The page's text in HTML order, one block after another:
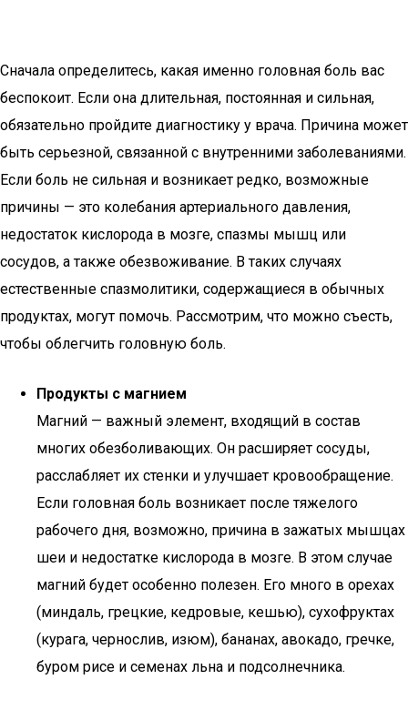
Сначала определитесь, какая именно головная боль вас
беспокоит. Если она длительная, постоянная и сильная,
обязательно пройдите диагностику у врача. Причина может
быть серьезной, связанной с внутренними заболеваниями.
Если боль не сильная и возникает редко, возможные
причины — это колебания артериального давления,
недостаток кислорода в мозге, спазмы мышц или
сосудов, а также обезвоживание. В таких случаях
естественные спазмолитики, содержащиеся в обычных
продуктах, могут помочь. Рассмотрим, что можно съесть,
чтобы облегчить головную боль.
Продукты с магнием
Магний — важный элемент, входящий в состав
многих обезболивающих. Он расширяет сосуды,
расслабляет их стенки и улучшает кровообращение.
Если головная боль возникает после тяжелого
рабочего дня, возможно, причина в зажатых мышцах
шеи и недостатке кислорода в мозге. В этом случае
магний будет особенно полезен. Его много в орехах
(миндаль, грецкие, кедровые, кешью), сухофруктах
(курага, чернослив, изюм), бананах, авокадо, гречке,
буром рисе и семенах льна и подсолнечника.